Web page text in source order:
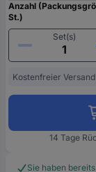
Anzahl
St.)
Set(s)
Kostenfreier
14 Tage
Sie haben